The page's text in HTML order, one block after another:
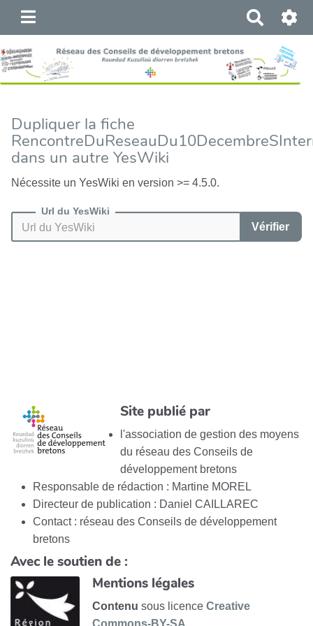
e
h
e
h
e
Dupliquer la fiche
dans un autre YesWiki
Nécessite un YesWiki en version >= 4.5.0.
Url du YesWiki
Vérifier
Site publié par
l'association de gestion des moyens
du réseau des Conseils de
développement bretons
Responsable de rédaction : Martine MOREL
Directeur de publication : Daniel CAILLAREC
Contact : réseau des Conseils de développement
bretons
Avec le soutien de :
Mentions légales
Contenu sous licence Creative